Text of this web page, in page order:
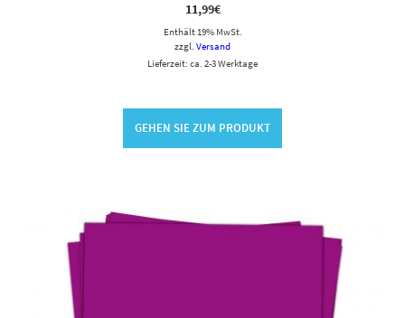
11,99€
Enthält 19% MwSt.
zzgl. Versand
Lieferzeit: ca. 2-3 Werktage
GEHEN SIE ZUM PRODUKT